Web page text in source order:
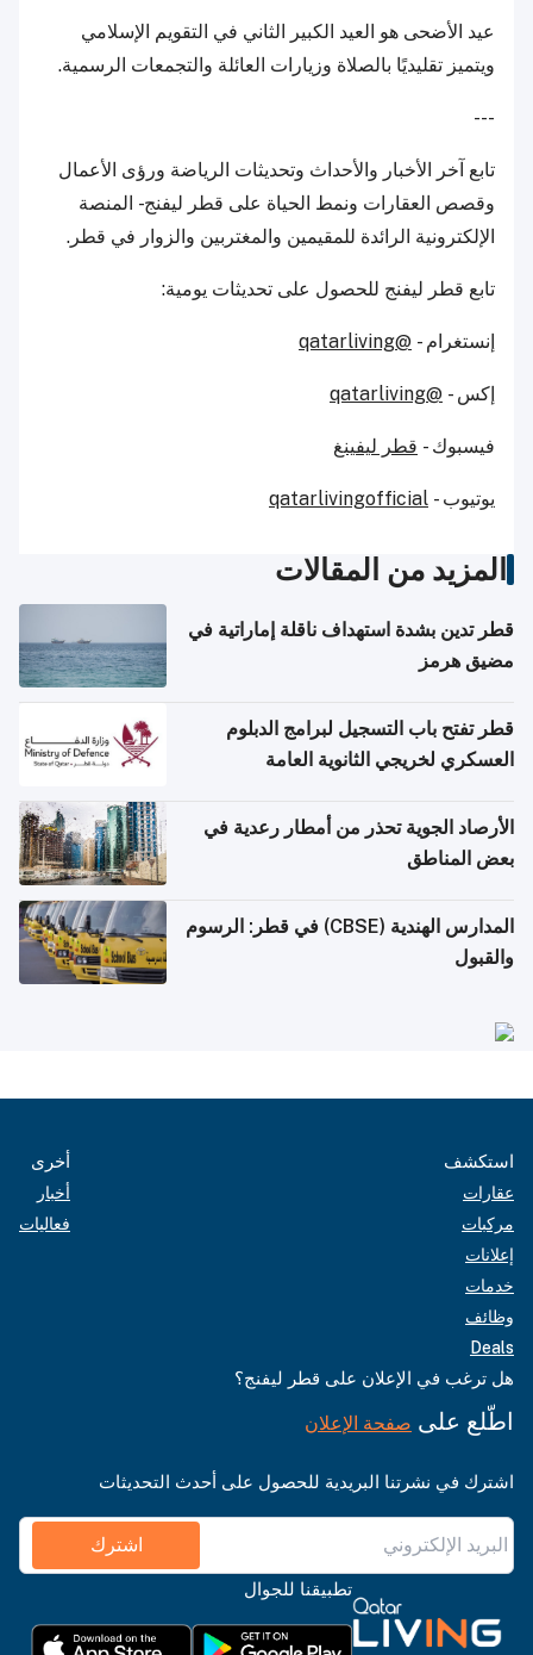
عيد الأضحى هو العيد الكبير الثاني في التقويم الإسلامي
ويتميز تقليديًا بالصلاة وزيارات العائلة والتجمعات الرسمية.
---
تابع آخر الأخبار والأحداث وتحديثات الرياضة ورؤى الأعمال
وقصص العقارات ونمط الحياة على قطر ليفنج - المنصة
الإلكترونية الرائدة للمقيمين والمغتربين والزوار في قطر.
تابع قطر ليفنج للحصول على تحديثات يومية:
إنستغرام - @qatarliving
إكس - @qatarliving
فيسبوك - قطر ليفينغ
يوتيوب - qatarlivingofficial
المزيد من المقالات
قطر تدين بشدة استهداف ناقلة إماراتية في
مضيق هرمز
قطر تفتح باب التسجيل لبرامج الدبلوم
العسكري لخريجي الثانوية العامة
الأرصاد الجوية تحذر من أمطار رعدية في
بعض المناطق
المدارس الهندية (CBSE) في قطر: الرسوم
والقبول
استكشف
عقارات
مركبات
إعلانات
خدمات
وظائف
Deals
أخرى
أخبار
فعاليات
هل ترغب في الإعلان على قطر ليفنج؟
اطّلع على صفحة الإعلان
اشترك في نشرتنا البريدية للحصول على أحدث التحديثات
اشترك
تطبيقنا للجوال